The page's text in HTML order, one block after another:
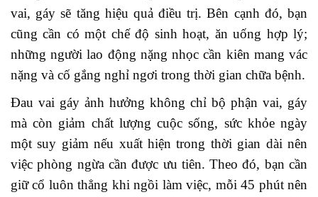
vai, gáy sẽ tăng hiệu quả điều trị. Bên cạnh đó, bạn
cũng cần có một chế độ sinh hoạt, ăn uống hợp lý;
những người lao động nặng nhọc cần kiên mang vác
nặng và cố gắng nghỉ ngơi trong thời gian chữa bệnh.
Đau vai gáy ảnh hưởng không chỉ bộ phận vai, gáy
mà còn giảm chất lượng cuộc sống, sức khỏe ngày
một suy giảm nếu xuất hiện trong thời gian dài nên
việc phòng ngừa cần được ưu tiên. Theo đó, bạn cần
giữ cổ luôn thẳng khi ngồi làm việc, mỗi 45 phút nên